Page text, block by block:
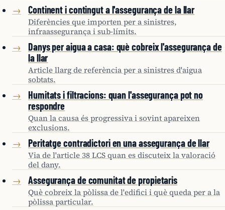
→ Continent i contingut a l'assegurança de la llar
Diferències que importen per a sinistres,
infraassegurança i sub-límits.
→
Danys per aigua a casa: què cobreix l'assegurança de
la llar
Article llarg de referència per a sinistres d'aigua
sobtats.
→
Humitats i filtracions: quan l'assegurança pot no
respondre
Quan la causa és progressiva i sovint apareixen
exclusions.
→ Peritatge contradictori en una assegurança de llar
Via de l'article 38 LCS quan es discuteix la valoració
del dany.
→ Assegurança de comunitat de propietaris
Què cobreix la pòlissa de l'edifici i què queda per a la
pòlissa particular.